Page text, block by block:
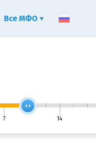
7 14
Все МФО